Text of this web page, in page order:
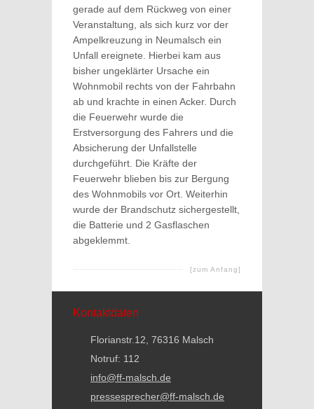
gerade auf dem Rückweg von einer
Veranstaltung, als sich kurz vor der
Ampelkreuzung in Neumalsch ein
Unfall ereignete. Hierbei kam aus
bisher ungeklärter Ursache ein
Wohnmobil rechts von der Fahrbahn
ab und krachte in einen Acker. Durch
die Feuerwehr wurde die
Erstversorgung des Fahrers und die
Absicherung der Unfallstelle
durchgeführt. Die Kräfte der
Feuerwehr blieben bis zur Bergung
des Wohnmobils vor Ort. Weiterhin
wurde der Brandschutz sichergestellt,
die Batterie und 2 Gasflaschen
abgeklemmt.
[zum Anfang]
Kontaktdaten
Florianstr.12, 76316 Malsch
Notruf: 112
info@ff-malsch.de
pressesprecher@ff-malsch.de